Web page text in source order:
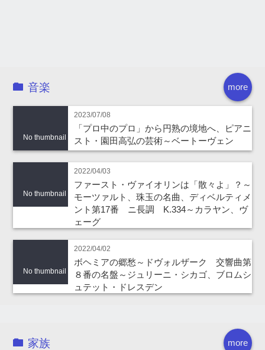
more
音楽
No thumbnail
2023/07/08
「プロ中のプロ」から円熟の境地へ、ピアニ
スト・園田高弘の芸術～ベートーヴェン
No thumbnail
2022/04/03
ファースト・ヴァイオリンは「散々よ」？～
モーツァルト、珠玉の名曲、ディベルティメ
ント第17番 ニ長調 K.334～カラヤン、ヴ
ェーグ
No thumbnail
2022/04/02
ボヘミアの郷愁～ドヴォルザーク 交響曲第
８番の名盤～ジュリーニ・シカゴ、ブロムシ
ュテット・ドレスデン
more
家族